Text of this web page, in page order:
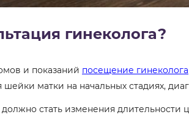
гинеколога?
и показаний посещение гинеколога
матки на начальных стадиях,
стать изменения